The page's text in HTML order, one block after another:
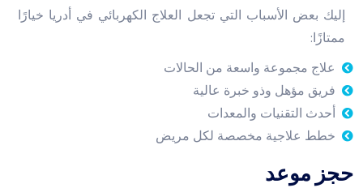
إليك بعض الأسباب التي تجعل العلاج الكهربائي في أدريا خيارًا
ممتازًا:
علاج مجموعة واسعة من الحالات
فريق مؤهل وذو خبرة عالية
أحدث التقنيات والمعدات
خطط علاجية مخصصة لكل مريض
حجز موعد